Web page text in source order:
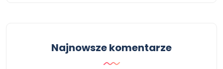
Najnowsze komentarze